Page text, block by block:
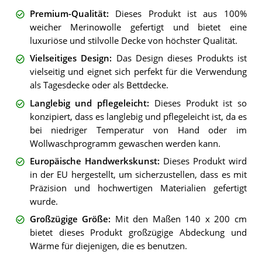
Premium-Qualität: Dieses Produkt ist aus 100%
weicher Merinowolle gefertigt und bietet eine
luxuriöse und stilvolle Decke von höchster Qualität.
Vielseitiges Design: Das Design dieses Produkts ist
vielseitig und eignet sich perfekt für die Verwendung
als Tagesdecke oder als Bettdecke.
Langlebig und pflegeleicht: Dieses Produkt ist so
konzipiert, dass es langlebig und pflegeleicht ist, da es
bei niedriger Temperatur von Hand oder im
Wollwaschprogramm gewaschen werden kann.
Europäische Handwerkskunst: Dieses Produkt wird
in der EU hergestellt, um sicherzustellen, dass es mit
Präzision und hochwertigen Materialien gefertigt
wurde.
Großzügige Größe: Mit den Maßen 140 x 200 cm
bietet dieses Produkt großzügige Abdeckung und
Wärme für diejenigen, die es benutzen.